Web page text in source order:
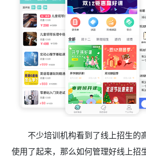
不少培训机构看到了线上招生的
使用了起来，那么如何管理好线上招